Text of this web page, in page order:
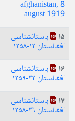
afghanistan, 8
august 1919
15 باستانشناسی
افغانستان ۱۲-۱۳۵۸
16 باستانشناسی
افغانستان ۳۲-۱۳۵۹
17 باستانشناسی
افغانستان ۳۶-۱۳۵۸